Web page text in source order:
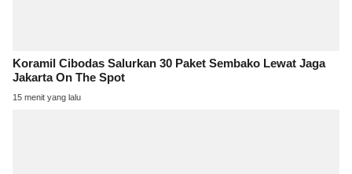
Koramil Cibodas Salurkan 30 Paket Sembako Lewat Jaga
Jakarta On The Spot
15 menit yang lalu